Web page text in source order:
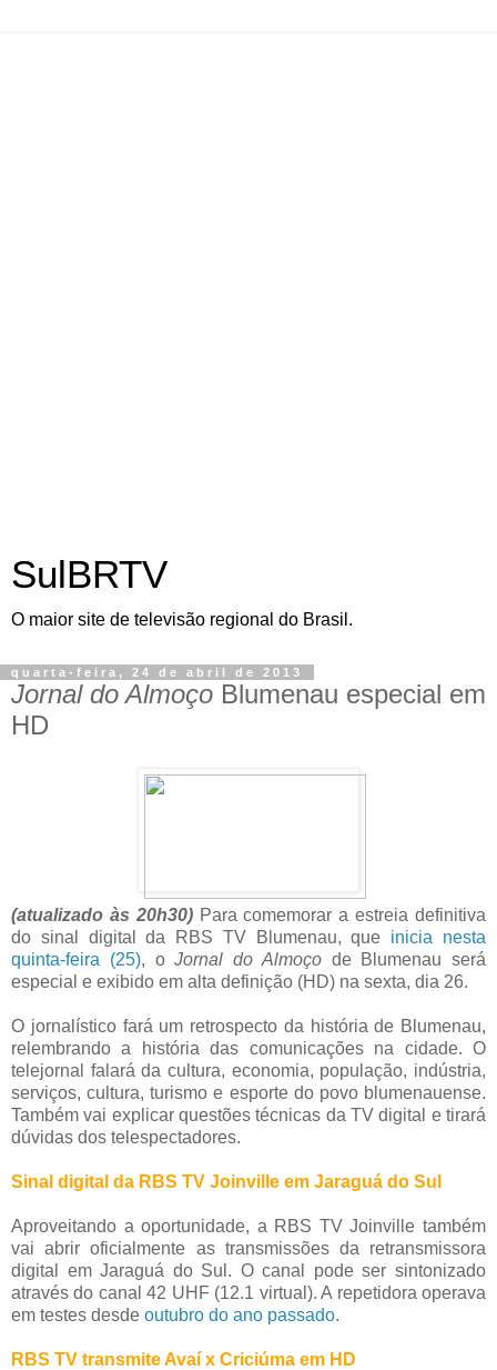
SulBRTV
O maior site de televisão regional do Brasil.
quarta-feira, 24 de abril de 2013
Jornal do Almoço Blumenau especial em
HD
(atualizado às 20h30) Para comemorar a estreia definitiva
do sinal digital da RBS TV Blumenau, que inicia nesta
quinta-feira (25), oJornal do Almoçode Blumenau será
especial e exibido em alta definição (HD) na sexta, dia 26.
O jornalístico fará um retrospecto da história de Blumenau,
relembrando a história das comunicações na cidade. O
telejornal falará da cultura, economia, população, indústria,
serviços, cultura, turismo e esporte do povo blumenauense.
Também vai explicar questões técnicas da TV digital e tirará
dúvidas dos telespectadores.
Sinal digital da RBS TV Joinville em Jaraguá do Sul
Aproveitando a oportunidade, a RBS TV Joinville também
vai abrir oficialmente as transmissões da retransmissora
digital em Jaraguá do Sul. O canal pode ser sintonizado
através do canal 42 UHF (12.1 virtual). A repetidora operava
em testes desde outubro do ano passado.
RBS TV transmite Avaí x Criciúma em HD